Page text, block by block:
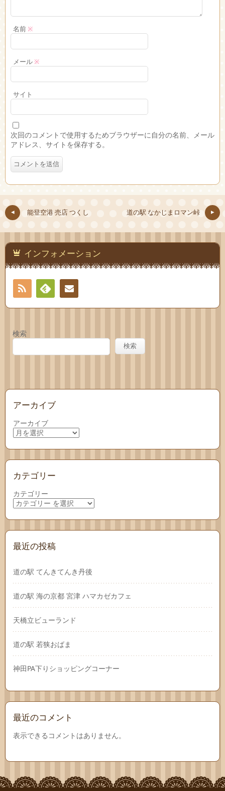
名前※
メール※
サイト
次回のコメントで使用するためブラウザーに自分の名前、メール
アドレス、サイトを保存する。
能登空港 売店 つくし 道の駅 なかじまロマン峠
インフォメーション
RSS
Feedlyお問
検索
検索
アーカイブ
アーカイブ
カテゴリー
カテゴリー
最近の投稿
道の駅 てんきてんき丹後
道の駅 海の京都 宮津 ハマカゼカフェ
天橋立ビューランド
道の駅 若狭おばま
神田PA下りショッピングコーナー
最近のコメント
表示できるコメントはありません。